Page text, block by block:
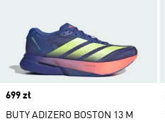
Price
699 zł
BUTY ADIZERO BOSTON 13 M